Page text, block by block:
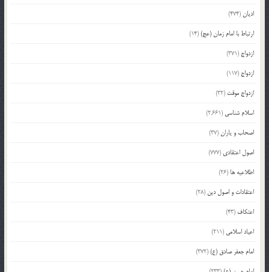
ادیان(474)
ارتباط با امام زمان (عج)(14)
ازدواج (371)
ازدواج (117)
ازدواج موقت (32)
اسلام شناسی (2,661)
اصحاب و یاران(37)
اصول اعتقادی (777)
اطلاعیه ها (26)
اعتقادات و اصول دین (28)
اعتکاف (43)
اعیاد اسلامی (211)
امام جعفر صادق (ع)(372)